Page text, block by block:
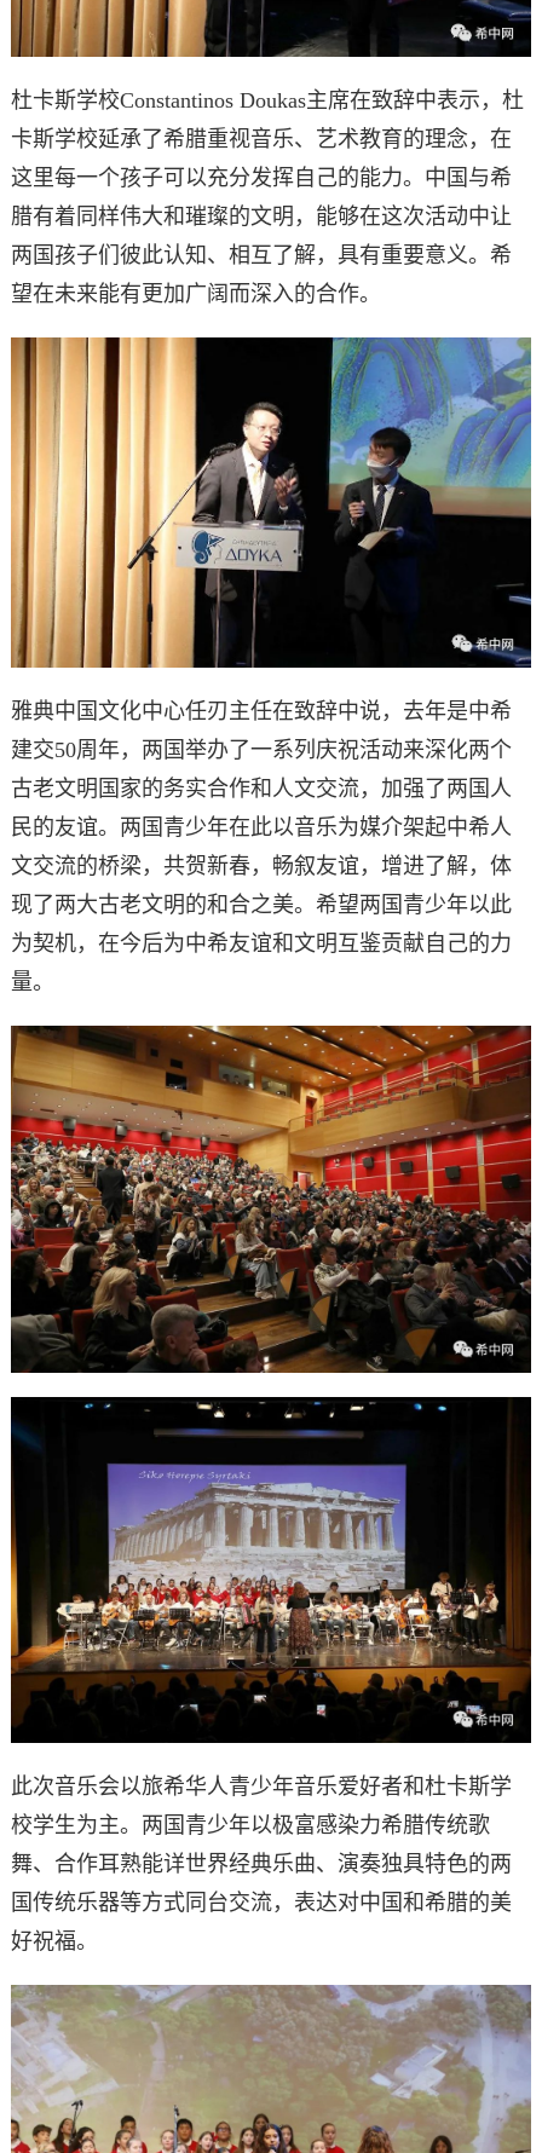
杜卡斯学校Constantinos Doukas主席在致辞中表示，杜
卡斯学校延承了希腊重视音乐、艺术教育的理念，在
这里每一个孩子可以充分发挥自己的能力。中国与希
腊有着同样伟大和璀璨的文明，能够在这次活动中让
两国孩子们彼此认知、相互了解，具有重要意义。希
望在未来能有更加广阔而深入的合作。
雅典中国文化中心任刃主任在致辞中说，去年是中希
建交50周年，两国举办了一系列庆祝活动来深化两个
古老文明国家的务实合作和人文交流，加强了两国人
民的友谊。两国青少年在此以音乐为媒介架起中希人
文交流的桥梁，共贺新春，畅叙友谊，增进了解，体
现了两大古老文明的和合之美。希望两国青少年以此
为契机，在今后为中希友谊和文明互鉴贡献自己的力
量。
此次音乐会以旅希华人青少年音乐爱好者和杜卡斯学
校学生为主。两国青少年以极富感染力希腊传统歌
舞、合作耳熟能详世界经典乐曲、演奏独具特色的两
国传统乐器等方式同台交流，表达对中国和希腊的美
好祝福。